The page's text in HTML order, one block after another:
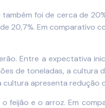
foi de cerca de
Em comparativo
Entre a expectativa
de toneladas, a
cultura apresenta redução
e o arroz. Em